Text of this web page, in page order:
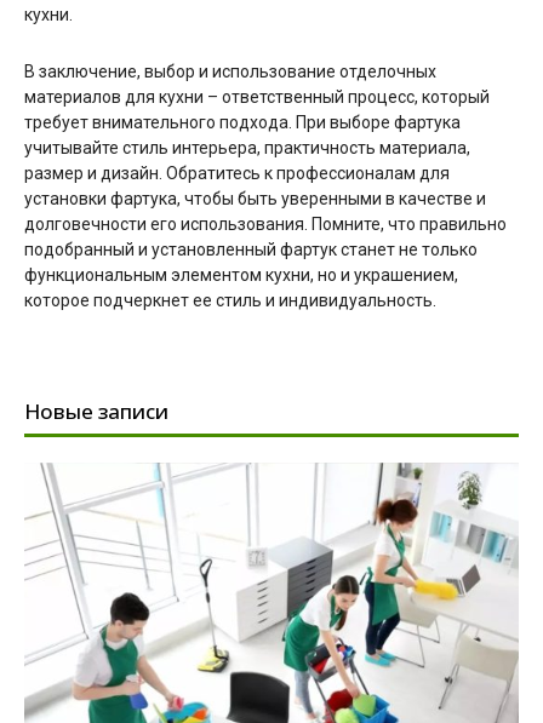
кухни.
В заключение, выбор и использование отделочных
материалов для кухни – ответственный процесс, который
требует внимательного подхода. При выборе фартука
учитывайте стиль интерьера, практичность материала,
размер и дизайн. Обратитесь к профессионалам для
установки фартука, чтобы быть уверенными в качестве и
долговечности его использования. Помните, что правильно
подобранный и установленный фартук станет не только
функциональным элементом кухни, но и украшением,
которое подчеркнет ее стиль и индивидуальность.
Новые записи